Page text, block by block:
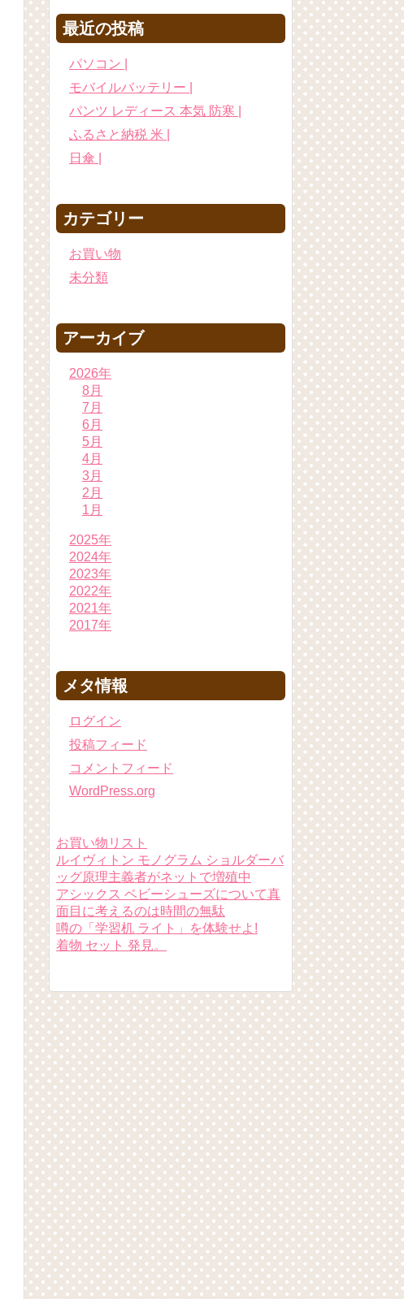
最近の投稿
パソコン |
モバイルバッテリー |
パンツ レディース 本気 防寒 |
ふるさと納税 米 |
日傘 |
カテゴリー
お買い物
未分類
アーカイブ
2026年
8月
7月
6月
5月
4月
3月
2月
1月
2025年
2024年
2023年
2022年
2021年
2017年
メタ情報
ログイン
投稿フィード
コメントフィード
WordPress.org
お買い物リスト
ルイヴィトン モノグラム ショルダーバ
ッグ原理主義者がネットで増殖中
アシックス ベビーシューズについて真
面目に考えるのは時間の無駄
噂の「学習机 ライト」を体験せよ!
着物 セット 発見。